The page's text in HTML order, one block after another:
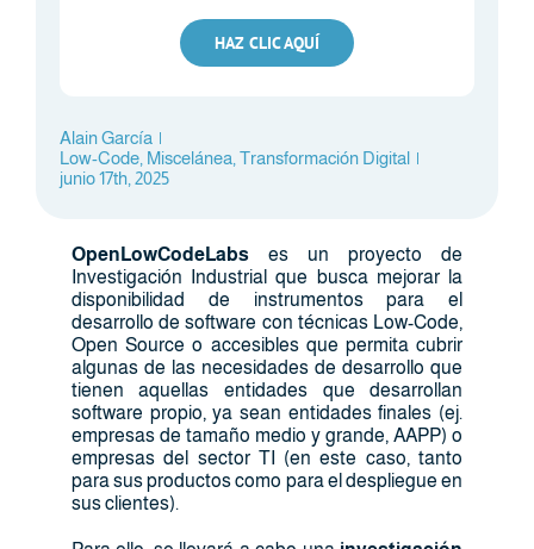
HAZ CLIC AQUÍ
Alain García |
Low-Code, Miscelánea, Transformación Digital |
junio 17th, 2025
OpenLowCodeLabs es un proyecto de
Investigación Industrial que busca mejorar la
disponibilidad de instrumentos para el
desarrollo de software con técnicas Low-Code,
Open Source o accesibles que permita cubrir
algunas de las necesidades de desarrollo que
tienen aquellas entidades que desarrollan
software propio, ya sean entidades finales (ej.
empresas de tamaño medio y grande, AAPP) o
empresas del sector TI (en este caso, tanto
para sus productos como para el despliegue en
sus clientes).